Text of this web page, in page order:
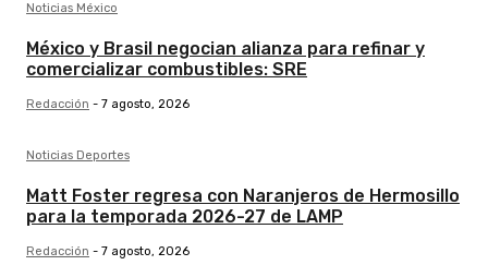
Noticias México
México y Brasil negocian alianza para refinar y
comercializar combustibles: SRE
Redacción - 7 agosto, 2026
Noticias Deportes
Matt Foster regresa con Naranjeros de Hermosillo
para la temporada 2026-27 de LAMP
Redacción - 7 agosto, 2026